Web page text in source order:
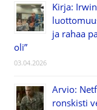
Kirja:
ja rahaa
oli”
03.04.2026
Arvio:
ronskisti